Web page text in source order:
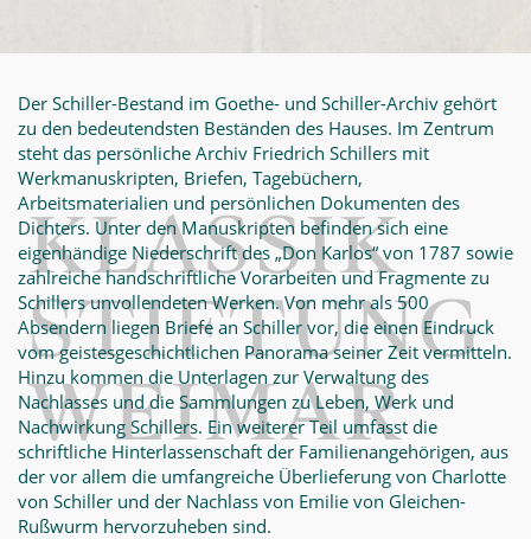
Der Schiller-Bestand im Goethe- und Schiller-Archiv gehört
zu den bedeutendsten Beständen des Hauses. Im Zentrum
steht das persönliche Archiv Friedrich Schillers mit
Werkmanuskripten, Briefen, Tagebüchern,
Arbeitsmaterialien und persönlichen Dokumenten des
Dichters. Unter den Manuskripten befinden sich eine
eigenhändige Niederschrift des „Don Karlos“ von 1787 sowie
zahlreiche handschriftliche Vorarbeiten und Fragmente zu
Schillers unvollendeten Werken. Von mehr als 500
Absendern liegen Briefe an Schiller vor, die einen Eindruck
vom geistesgeschichtlichen Panorama seiner Zeit vermitteln.
Hinzu kommen die Unterlagen zur Verwaltung des
Nachlasses und die Sammlungen zu Leben, Werk und
Nachwirkung Schillers. Ein weiterer Teil umfasst die
schriftliche Hinterlassenschaft der Familienangehörigen, aus
der vor allem die umfangreiche Überlieferung von Charlotte
von Schiller und der Nachlass von Emilie von Gleichen-
Rußwurm hervorzuheben sind.